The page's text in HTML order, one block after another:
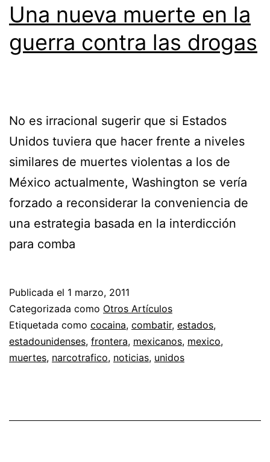
Una nueva muerte en la
guerra contra las drogas
No es irracional sugerir que si Estados
Unidos tuviera que hacer frente a niveles
similares de muertes violentas a los de
México actualmente, Washington se vería
forzado a reconsiderar la conveniencia de
una estrategia basada en la interdicción
para comba
Publicada el 1 marzo, 2011
Categorizada como Otros Artículos
Etiquetada como cocaina, combatir, estados,
estadounidenses, frontera, mexicanos, mexico,
muertes, narcotrafico, noticias, unidos